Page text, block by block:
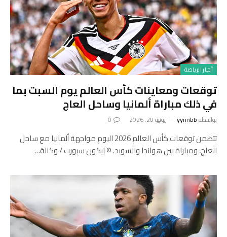
أخبار الرياضة
توقعات ومعاينات كأس العالم يوم السبت بما
في ذلك مباراة ألمانيا وساحل العاج
بواسطةyynnbb يونيو 20, 2026 0
تتضمن توقعات كأس العالم 2026 اليوم مواجهة ألمانيا مع ساحل
العاج، ومباراة بين هولندا والسويد. © ايكون سبورت / وكالة…